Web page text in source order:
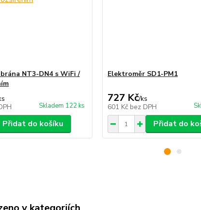
NT3-DN4 s WiFi /
Skladem 122 ks
Přidat do košíku
Elektroměr SD1-PM1
727 Kč/ks
601 Kč bez DPH
Přidat do